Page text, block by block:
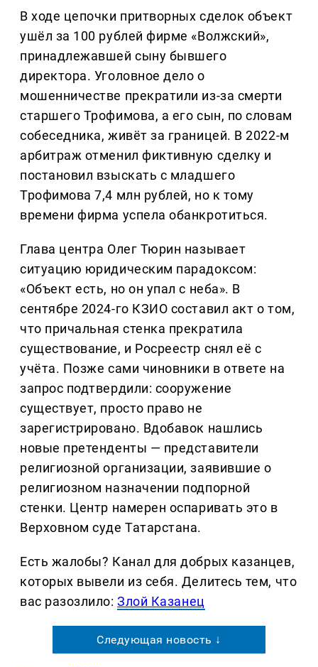
В ходе цепочки притворных сделок объект
ушёл за 100 рублей фирме «Волжский»,
принадлежавшей сыну бывшего
директора. Уголовное дело о
мошенничестве прекратили из-за смерти
старшего Трофимова, а его сын, по словам
собеседника, живёт за границей. В 2022-м
арбитраж отменил фиктивную сделку и
постановил взыскать с младшего
Трофимова 7,4 млн рублей, но к тому
времени фирма успела обанкротиться.
Глава центра Олег Тюрин называет
ситуацию юридическим парадоксом:
«Объект есть, но он упал с неба». В
сентябре 2024-го КЗИО составил акт о том,
что причальная стенка прекратила
существование, и Росреестр снял её с
учёта. Позже сами чиновники в ответе на
запрос подтвердили: сооружение
существует, просто право не
зарегистрировано. Вдобавок нашлись
новые претенденты — представители
религиозной организации, заявившие о
религиозном назначении подпорной
стенки. Центр намерен оспаривать это в
Верховном суде Татарстана.
Есть жалобы? Канал для добрых казанцев,
которых вывели из себя. Делитеcь тем, что
вас разозлило:Злой Казанец
Следующая новость ↓